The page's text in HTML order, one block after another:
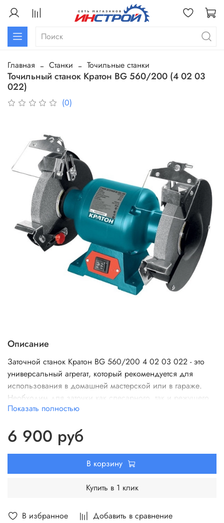
Главная Станки Точильные станки
Точильный станок Кратон BG 560/200 (4 02 03
022)
(0)
В избранное Добавить в сравнение
Описание
Заточной станок Кратон BG 560/200 4 02 03 022 - это
универсальный агрегат, который рекомендуется для
использования в домашней мастерской или в гараже.
Необходим для заточки как слесарного, так и режущего
инструмента, снятия излишков металла с обрабатываемых
560 Вт. На станке установлены шлифовальные круги
диаметром 200 мм. Станок прост в использовании и не
требует специального ухода, достаточно только содержать
Показать полностью
6 900 руб
В корзину
Купить в 1 клик